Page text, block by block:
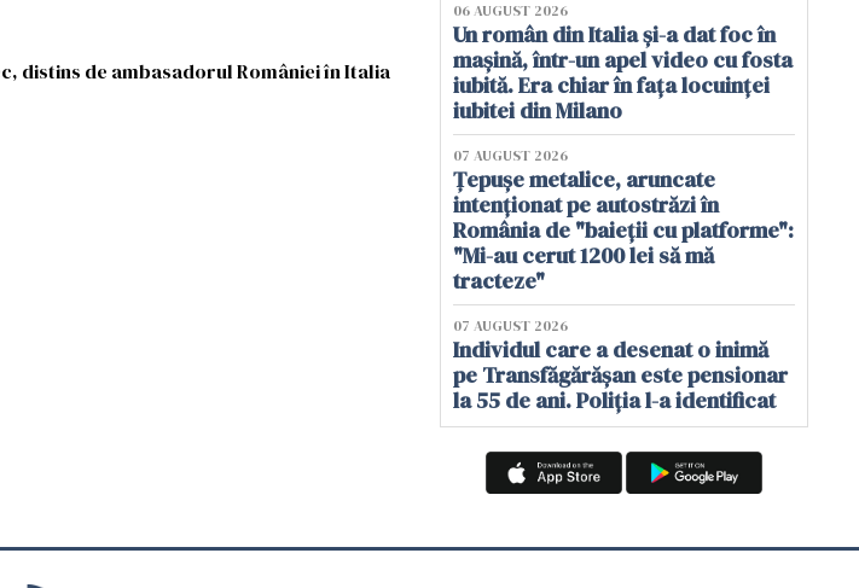
distins de ambasadorul României în Italia
06 AUGUST 2026
Un român din Italia și-a dat foc în
mașină, într-un apel video cu fosta
iubită. Era chiar în fața locuinței
iubitei din Milano
07 AUGUST 2026
Țepușe metalice, aruncate
intenționat pe autostrăzi în
România de "baieții cu platforme":
"Mi-au cerut 1200 lei să mă
tracteze"
07 AUGUST 2026
Individul care a desenat o inimă
pe Transfăgărășan este pensionar
la 55 de ani. Poliția l-a identificat